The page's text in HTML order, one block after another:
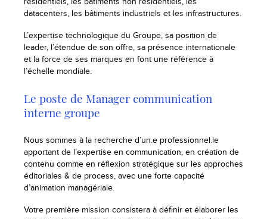
datacenters, les bâtiments industriels et les infrastructures.
L’expertise technologique du Groupe, sa position de
leader, l’étendue de son offre, sa présence internationale
et la force de ses marques en font une référence à
l’échelle mondiale.
Le poste de Manager communication
interne groupe
Nous sommes à la recherche d’un.e professionnel.le
apportant de l’expertise en communication, en création de
contenu comme en réflexion stratégique sur les approches
éditoriales & de process, avec une forte capacité
d’animation managériale.
Votre première mission consistera à définir et élaborer les